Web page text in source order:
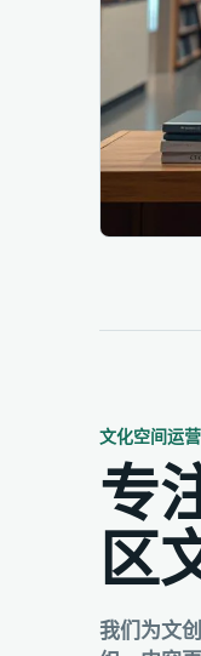
文化空间运营
专
区
我们为文